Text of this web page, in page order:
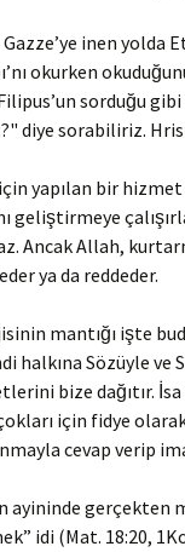
inen
okurken
sorduğu
diye sorabiliriz.
yapılan bir
geliştirmeye
Ancak Allah,
ya da reddeder.
mantığı işte
halkına Sözüyle
bize dağıtır.
için fidye
cevap verip
ayininde
idi (Mat. 18:20,